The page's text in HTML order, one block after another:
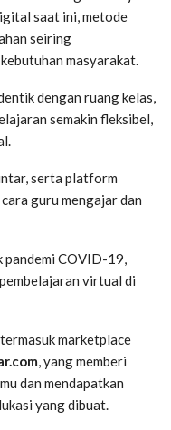
saat ini, metode
seiring
masyarakat.
dengan ruang kelas,
semakin fleksibel,
serta platform
guru mengajar dan
pandemi COVID-19,
virtual di
marketplace
, yang memberi
dan mendapatkan
yang dibuat.